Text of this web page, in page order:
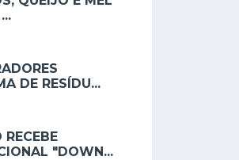
DE RESÍDU...
"DOWN...